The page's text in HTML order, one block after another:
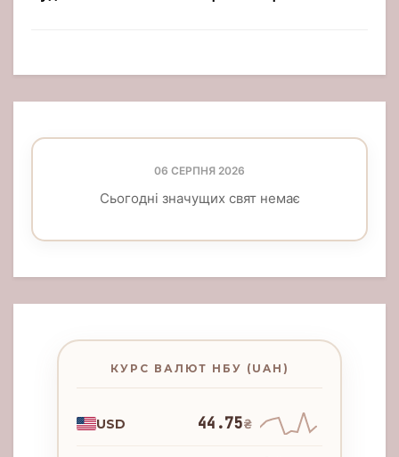
06 СЕРПНЯ 2026
Сьогодні значущих свят немає
КУРС ВАЛЮТ НБУ (UAH)
USD 44.75₴